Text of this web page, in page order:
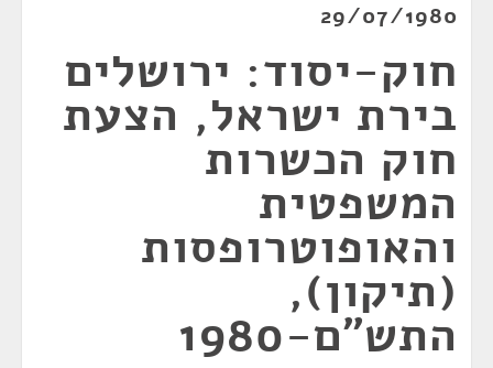
29/07/1980
חוק-יסוד: ירושלים
בירת ישראל, הצעת
חוק הכשרות
המשפטית
והאופוטרופסות
(תיקון),
התש"ם-1980